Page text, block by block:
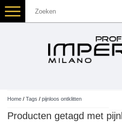
Toggle
navigation
Home / Tags / pijnloos ontklitten
Producten getagd met